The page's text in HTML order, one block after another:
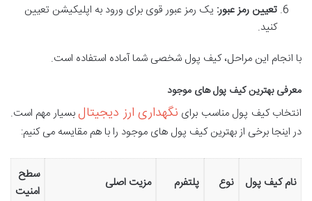
تعیین رمز عبور: یک رمز عبور قوی برای ورود به اپلیکیشن تعیین
کنید.
با انجام این مراحل، کیف پول شخصی شما آماده استفاده است.
معرفی بهترین کیف پول های موجود
انتخاب کیف پول مناسب برای نگهداری ارز دیجیتالبسیار مهم است.
در اینجا برخی از بهترین کیف پول های موجود را با هم مقایسه می کنیم:
نام کیف پول نوع پلتفرم مزیت اصلی
سطح
امنیت